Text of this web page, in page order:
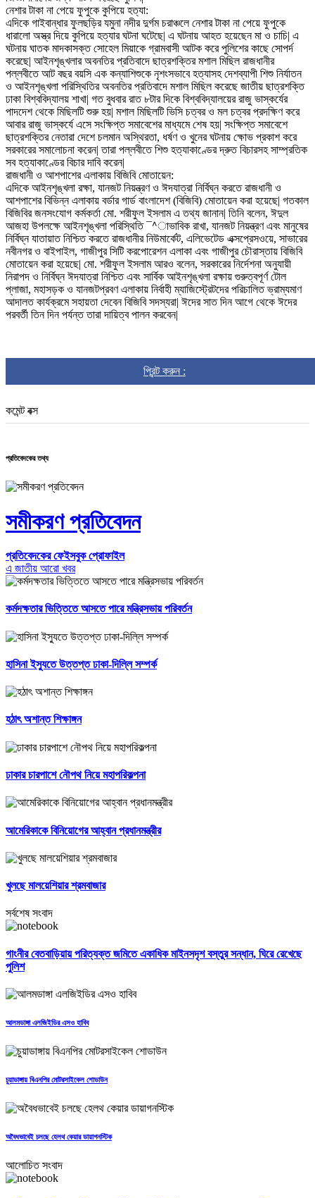
নেশার টাকা না পেয়ে ফুপুকে কুপিয়ে হত্যা:
এদিকে গাইবান্ধার ফুলছড়ির যমুনা নদীর দুর্গম চরাঞ্চলে নেশার টাকা না পেয়ে ফুপুকে
ধারালো অস্ত্র দিয়ে কুপিয়ে হত্যার ঘটনা ঘটেছে| এ ঘটনায় আহত হয়েছেন মা ও চাচি| এ
ঘটনায় ঘাতক মাদকাসক্ত সোহেল মিয়াকে গ্রামবাসী আটক করে পুলিশের কাছে সোপর্দ
করেছে| আইনশৃঙ্খলার অবনতির প্রতিবাদে ছাত্রশক্তির মশাল মিছিল রাজধানীর
পল্লবীতে আট বছর বয়সি এক কন্যাশিশুকে নৃশংসভাবে হত্যাসহ দেশব্যাপী শিশু নির্যাতন
ও আইনশৃঙ্খলা পরিস্থিতির অবনতির প্রতিবাদে মশাল মিছিল করেছে জাতীয় ছাত্রশক্তি
ঢাকা বিশ্ববিদ্যালয় শাখা| গত বুধবার রাত ৮টার দিকে বিশ্ববিদ্যালয়ের রাজু ভাস্কর্যের
পাদদেশ থেকে মিছিলটি শুরু হয়| মশাল মিছিলটি ভিসি চত্বর ও মল চত্বর প্রদক্ষিণ করে
আবার রাজু ভাস্কর্যে এসে সংক্ষিপ্ত সমাবেশের মাধ্যমে শেষ হয়| সংক্ষিপ্ত সমাবেশে
ছাত্রশক্তির নেতারা দেশে চলমান অস্থিরতা, ধর্ষণ ও খুনের ঘটনায় ক্ষোভ প্রকাশ করে
সরকারের সমালোচনা করেন| তারা পল্লবীতে শিশু হত্যাকাণ্ডের দ্রুত বিচারসহ সাম্প্রতিক
সব হত্যাকাণ্ডের বিচার দাবি করেন|
রাজধানী ও আশপাশের এলাকায় বিজিবি মোতায়েন:
এদিকে আইনশৃঙ্খলা রক্ষা, যানজট নিয়ন্ত্রণ ও ঈদযাত্রা নির্বিঘ্ন করতে রাজধানী ও
আশপাশের বিভিন্ন এলাকায় বর্ডার গার্ড বাংলাদেশ (বিজিবি) মোতায়েন করা হয়েছে| গতকাল
বিজিবির জনসংযোগ কর্মকর্তা মো. শরীফুল ইসলাম এ তথ্য জানান| তিনি বলেন, ঈদুল
আজহা উপলক্ষে আইনশৃঙ্খলা পরিস্থিতি ¯^াভাবিক রাখা, যানজট নিয়ন্ত্রণ এবং মানুষের
নির্বিঘ্ন যাতায়াত নিশ্চিত করতে রাজধানীর নিউমার্কেট, এলিভেটেড এক্সপ্রেসওয়ে, সাভারের
নবীনগর ও বাইপাইল, গাজীপুর সিটি করপোরেশন এলাকা এবং গাজীপুর চৌরাস্তায় বিজিবি
মোতায়েন করা হয়েছে| মো. শরীফুল ইসলাম আরও বলেন, সরকারের নির্দেশনা অনুযায়ী
নিরাপদ ও নির্বিঘ্ন ঈদযাত্রা নিশ্চিত এবং সার্বিক আইনশৃঙ্খলা রক্ষায় গুরুত্বপূর্ণ টোল
প্লাজা, মহাসড়ক ও যানজটপ্রবণ এলাকায় নির্বাহী ম্যাজিস্ট্রেটদের পরিচালিত ভ্রাম্যমাণ
আদালত কার্যক্রমে সহায়তা দেবেন বিজিবি সদস্যরা| ঈদের সাত দিন আগে থেকে ঈদের
পরবর্তী তিন দিন পর্যন্ত তারা দায়িত্ব পালন করবেন|
প্রিন্ট করুন :
কমেন্ট বক্স
প্রতিবেদকের তথ্য
সমীকরণ প্রতিবেদন
প্রতিবেদকের ফেইসবুক প্রোফাইল
এ জাতীয় আরো খবর
কর্মদক্ষতার ভিত্তিতে আসতে পারে মন্ত্রিসভায় পরিবর্তন
হাসিনা ইস্যুতে উত্তপ্ত ঢাকা-দিল্লি সম্পর্ক
হঠাৎ অশান্ত শিক্ষাঙ্গন
ঢাকার চারপাশে নৌপথ নিয়ে মহাপরিকল্পনা
আমেরিকাকে বিনিয়োগের আহ্বান প্রধানমন্ত্রীর
খুলছে মালয়েশিয়ার শ্রমবাজার
সর্বশেষ সংবাদ
গাংনীর বেতবাড়িয়ায় পরিত্যক্ত জমিতে একাধিক মাইনসদৃশ বস্তুর সন্ধান, ঘিরে রেখেছে
পুলিশ
আলমডাঙ্গা এলজিইডির এসও হাবিব
চুয়াডাঙ্গায় বিএনপির মোটরসাইকেল শোডাউন
অবৈধভাবেই চলছে হেলথ কেয়ার ডায়াগনস্টিক
আলোচিত সংবাদ